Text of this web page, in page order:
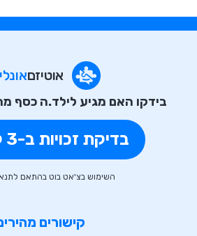
אוטיזם
בידקו האם מגיע לילד.ה כסף
בדיקת זכויות ב-3 קליקים
השימוש בצ'אט בוט בהתאם
קישורים